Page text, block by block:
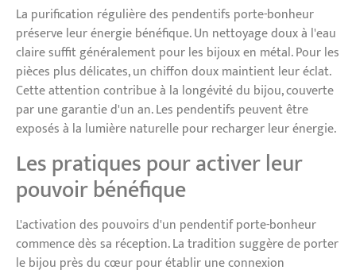
La purification régulière des pendentifs porte-bonheur
préserve leur énergie bénéfique. Un nettoyage doux à l'eau
claire suffit généralement pour les bijoux en métal. Pour les
pièces plus délicates, un chiffon doux maintient leur éclat.
Cette attention contribue à la longévité du bijou, couverte
par une garantie d'un an. Les pendentifs peuvent être
exposés à la lumière naturelle pour recharger leur énergie.
Les pratiques pour activer leur
pouvoir bénéfique
L'activation des pouvoirs d'un pendentif porte-bonheur
commence dès sa réception. La tradition suggère de porter
le bijou près du cœur pour établir une connexion